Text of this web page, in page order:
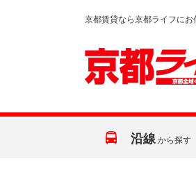
京都賃貸なら京都ライフに
沿線 から探す